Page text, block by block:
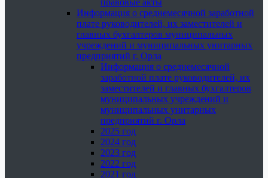
правовые акты
Информация о среднемесячной заработной
плате руководителей, их заместителей и
главных бухгалтеров муниципальных
учреждений и муниципальных унитарных
предприятий г. Орла
Информация о среднемесячной
заработной плате руководителей, их
заместителей и главных бухгалтеров
муниципальных учреждений и
муниципальных унитарных
предприятий г. Орла
2025 год
2024 год
2023 год
2022 год
2021 год